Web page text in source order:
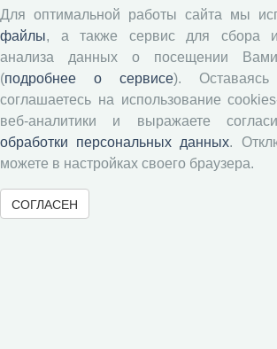
Положение о рецензировании
Форма рецензии
Журналы ВолНЦ РАН
Экономические и социальные
Проблемы развития территории
Вопросы территориального развития
Социальное пространство
Для оптимальной работы сайта мы
файлы, а также сервис для сбора и
анализа данных о посещении
(подробнее о сервисе).
соглашаетесь на использование
веб-аналитики и выражаете
обработки персональных данных.
можете в настройках своего браузера.
СОГЛАСЕН